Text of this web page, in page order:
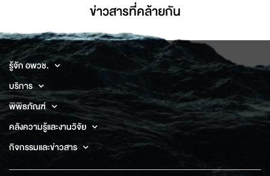
ข่าวสารที่่คล้ายกัน
รู้จัก อพวช.
บริการ
พิพิธภัณฑ์
คลังความรู้และงานวิจัย
กิจกรรมและข่าวสาร